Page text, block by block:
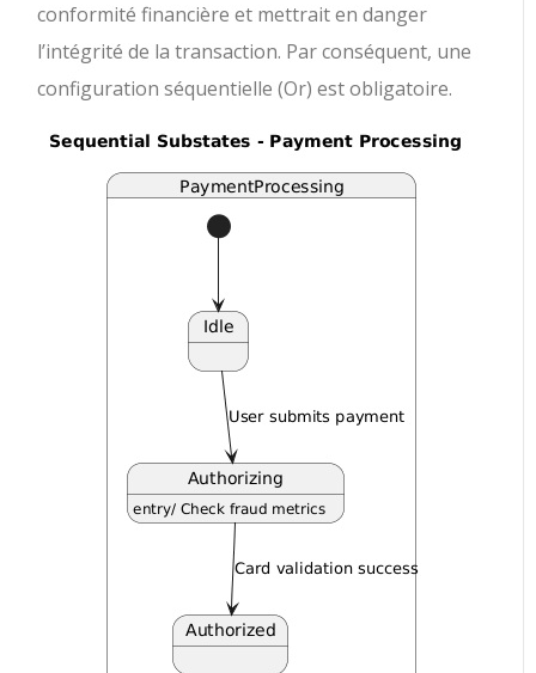
conformité financière et mettrait en danger
l’intégrité de la transaction. Par conséquent, une
configuration séquentielle (Or) est obligatoire.